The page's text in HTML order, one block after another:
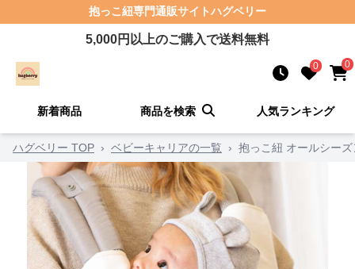
抱っこ紐専門通販サイトハグベリー
5,000円以上のご購入で送料無料
0 0
新着商品 商品を検索 人気ランキング
ハグベリー TOP › ベビーキャリアの一覧 › 抱っこ紐 オールシー